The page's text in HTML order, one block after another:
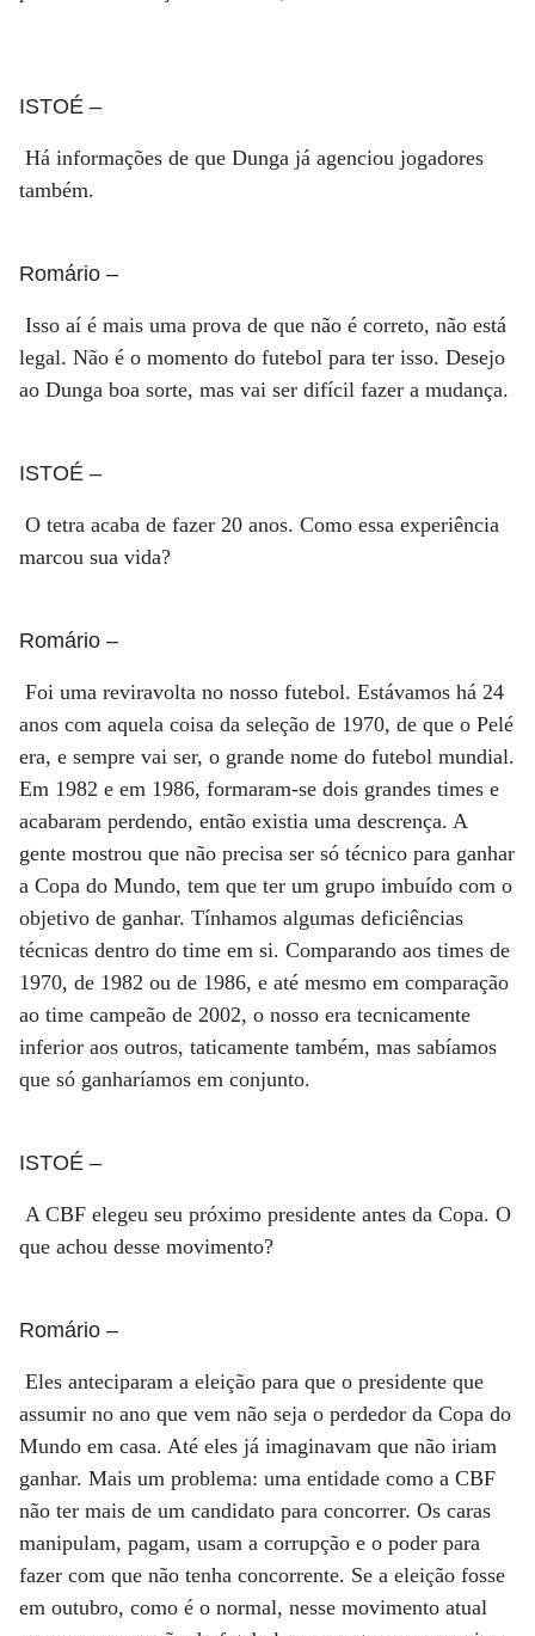
ISTOÉ –
Há informações de que Dunga já agenciou jogadores
também.
Romário –
Isso aí é mais uma prova de que não é correto, não está
legal. Não é o momento do futebol para ter isso. Desejo
ao Dunga boa sorte, mas vai ser difícil fazer a mudança.
ISTOÉ –
O tetra acaba de fazer 20 anos. Como essa experiência
marcou sua vida?
Romário –
Foi uma reviravolta no nosso futebol. Estávamos há 24
anos com aquela coisa da seleção de 1970, de que o Pelé
era, e sempre vai ser, o grande nome do futebol mundial.
Em 1982 e em 1986, formaram-se dois grandes times e
acabaram perdendo, então existia uma descrença. A
gente mostrou que não precisa ser só técnico para ganhar
a Copa do Mundo, tem que ter um grupo imbuído com o
objetivo de ganhar. Tínhamos algumas deficiências
técnicas dentro do time em si. Comparando aos times de
1970, de 1982 ou de 1986, e até mesmo em comparação
ao time campeão de 2002, o nosso era tecnicamente
inferior aos outros, taticamente também, mas sabíamos
que só ganharíamos em conjunto.
ISTOÉ –
A CBF elegeu seu próximo presidente antes da Copa. O
que achou desse movimento?
Romário –
Eles anteciparam a eleição para que o presidente que
assumir no ano que vem não seja o perdedor da Copa do
Mundo em casa. Até eles já imaginavam que não iriam
ganhar. Mais um problema: uma entidade como a CBF
não ter mais de um candidato para concorrer. Os caras
manipulam, pagam, usam a corrupção e o poder para
fazer com que não tenha concorrente. Se a eleição fosse
em outubro, como é o normal, nesse movimento atual